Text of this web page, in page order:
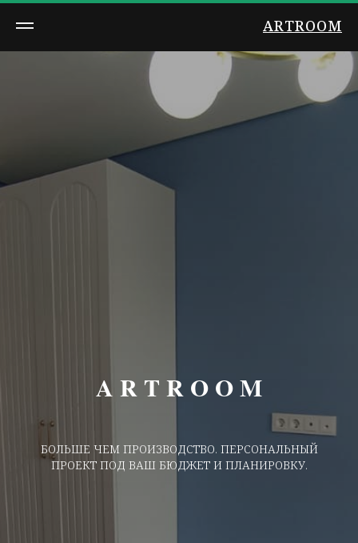
ARTROOM
A R T R O O M
БОЛЬШЕ ЧЕМ ПРОИЗВОДСТВО. ПЕРСОНАЛЬНЫЙ
ПРОЕКТ ПОД ВАШ БЮДЖЕТ И ПЛАНИРОВКУ.